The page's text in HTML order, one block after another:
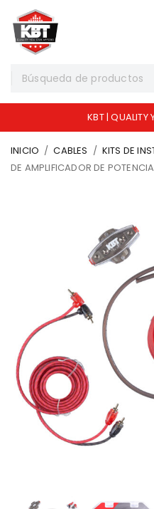
KBT | QUALITY
INICIO / CABLES / KITS DE
DE AMPLIFICADOR DE